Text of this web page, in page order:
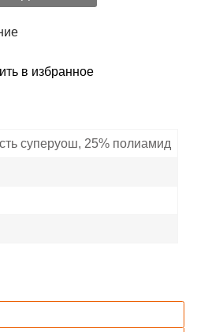
в избранное
суперуош, 25% полиамид